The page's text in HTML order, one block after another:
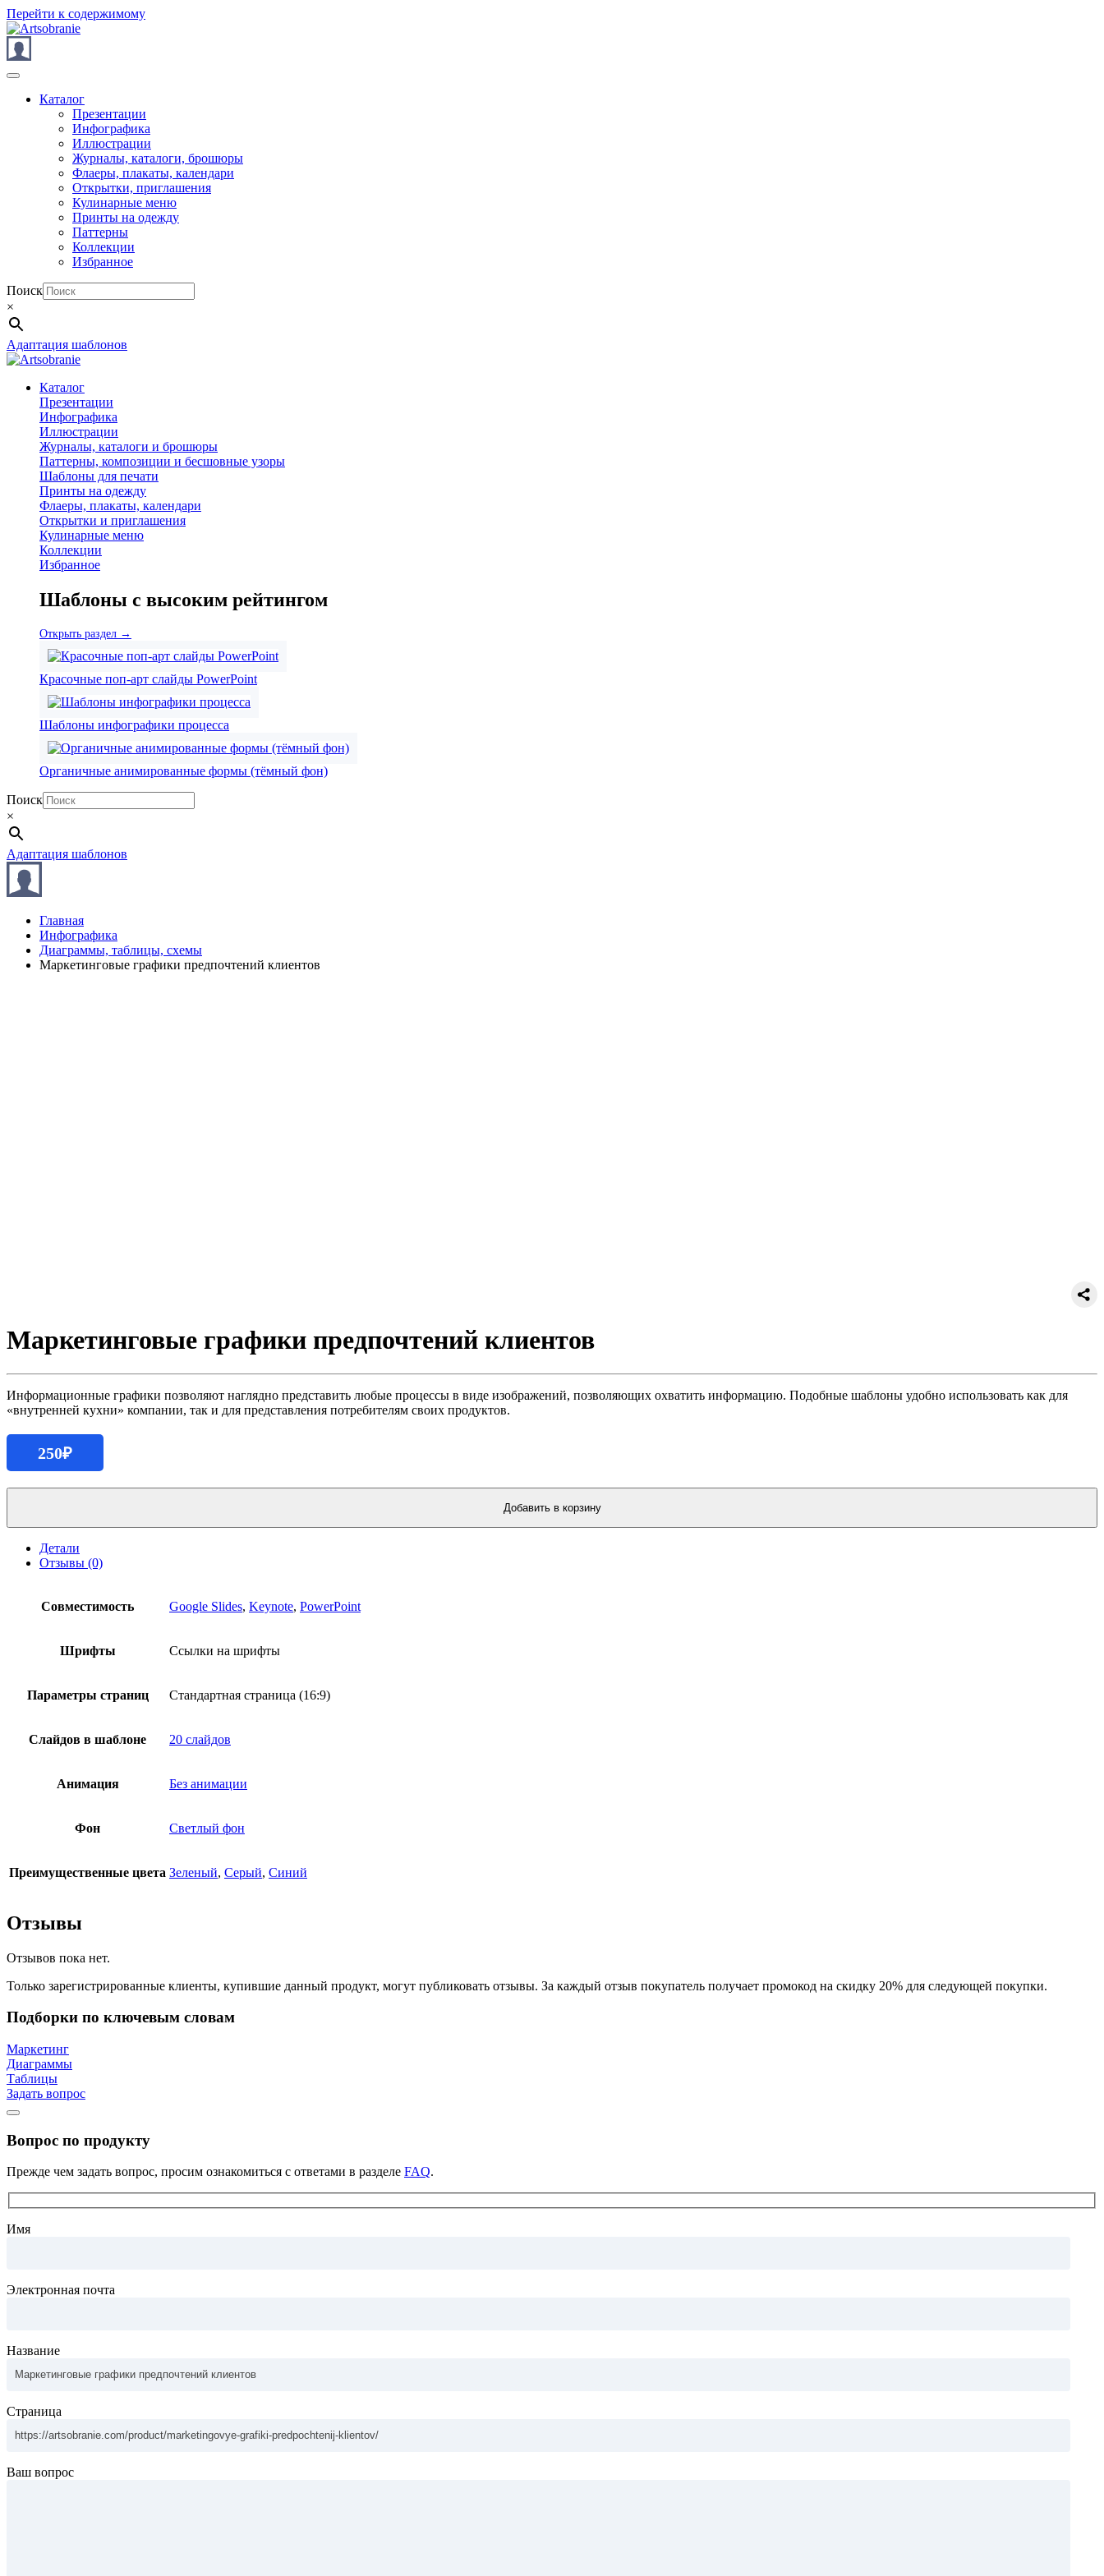
Перейти к содержимому
Каталог
Презентации
Инфографика
Иллюстрации
Журналы, каталоги, брошюры
Флаеры, плакаты, календари
Открытки, приглашения
Кулинарные меню
Принты на одежду
Паттерны
Коллекции
Избранное
Поиск
×
Адаптация шаблонов
Каталог
Презентации
Инфографика
Иллюстрации
Журналы, каталоги и брошюры
Паттерны, композиции и бесшовные узоры
Шаблоны для печати
Принты на одежду
Флаеры, плакаты, календари
Открытки и приглашения
Кулинарные меню
Коллекции
Избранное
Шаблоны с высоким рейтингом
Открыть раздел →
Красочные поп-арт слайды PowerPoint
Шаблоны инфографики процесса
Органичные анимированные формы (тёмный фон)
Поиск
×
Адаптация шаблонов
Главная
Инфографика
Диаграммы, таблицы, схемы
Маркетинговые графики предпочтений клиентов
Маркетинговые графики предпочтений клиентов
Информационные графики позволяют наглядно представить любые процессы в виде изображений, позволяющих охватить информацию. Подобные шаблоны удобно использовать как для
«внутренней кухни» компании, так и для представления потребителям своих продуктов.
250₽
Количество
Маркетинговые
предпочтений
клиентов
Добавить в корзину
Детали
Отзывы (0)
Совместимость Google Slides, Keynote, PowerPoint
Шрифты Ссылки на шрифты
Параметры страниц Стандартная страница (16:9)
Слайдов в шаблоне 20 слайдов
Анимация Без анимации
Фон Светлый фон
Преимущественные цвета Зеленый, Серый, Синий
Отзывы
Отзывов пока нет.
Только зарегистрированные клиенты, купившие данный продукт, могут публиковать отзывы. За каждый отзыв покупатель получает промокод на скидку 20% для следующей покупки.
Подборки по ключевым словам
Маркетинг
Диаграммы
Таблицы
Задать вопрос
Вопрос по продукту
Прежде чем задать вопрос, просим ознакомиться с ответами в разделе FAQ.
Имя
Электронная почта
Название
Страница
Ваш вопрос